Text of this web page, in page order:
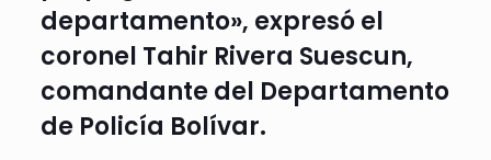
departamento», expresó el
coronel Tahir Rivera Suescun,
comandante del Departamento
de Policía Bolívar.